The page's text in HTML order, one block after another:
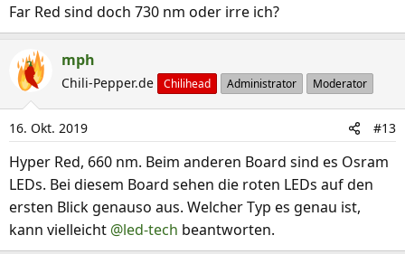
Far Red sind doch 730 nm oder irre ich?
mph
Chili-Pepper.de Chilihead Administrator Moderator
16. Okt. 2019 #13
Hyper Red, 660 nm. Beim anderen Board sind es Osram
LEDs. Bei diesem Board sehen die roten LEDs auf den
ersten Blick genauso aus. Welcher Typ es genau ist,
kann vielleicht @led-tech beantworten.